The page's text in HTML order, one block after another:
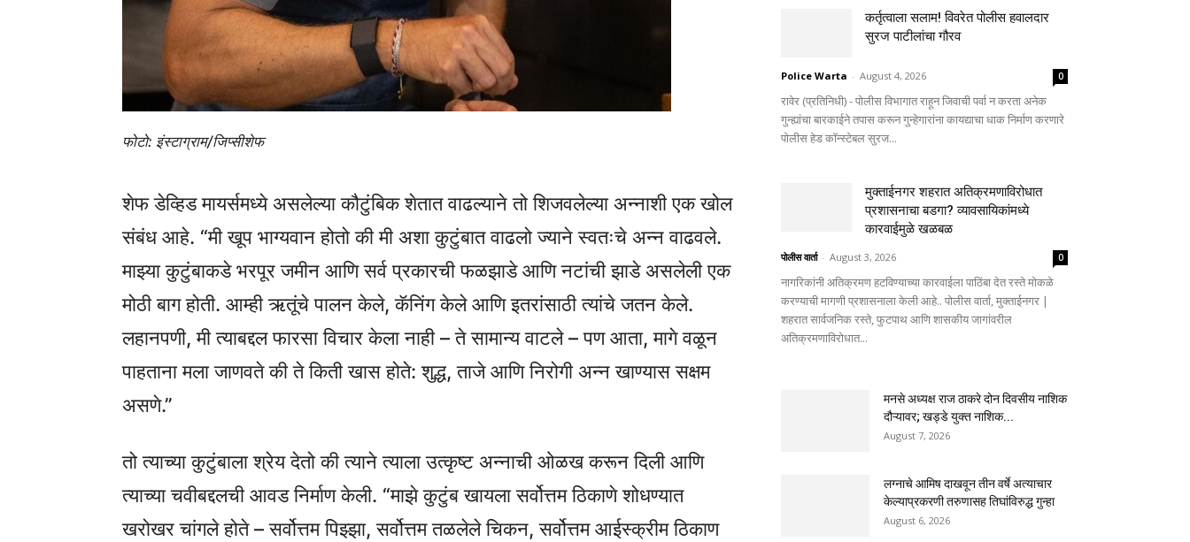
फोटो: इंस्टाग्राम/जिप्सीशेफ
शेफ डेव्हिड मायर्समध्ये असलेल्या कौटुंबिक शेतात वाढल्याने तो शिजवलेल्या अन्नाशी एक खोल
संबंध आहे. “मी खूप भाग्यवान होतो की मी अशा कुटुंबात वाढलो ज्याने स्वतःचे अन्न वाढवले.
माझ्या कुटुंबाकडे भरपूर जमीन आणि सर्व प्रकारची फळझाडे आणि नटांची झाडे असलेली एक
मोठी बाग होती. आम्ही ऋतूंचे पालन केले, कॅनिंग केले आणि इतरांसाठी त्यांचे जतन केले.
लहानपणी, मी त्याबद्दल फारसा विचार केला नाही – ते सामान्य वाटले – पण आता, मागे वळून
पाहताना मला जाणवते की ते किती खास होते: शुद्ध, ताजे आणि निरोगी अन्न खाण्यास सक्षम
असणे.”
तो त्याच्या कुटुंबाला श्रेय देतो की त्याने त्याला उत्कृष्ट अन्नाची ओळख करून दिली आणि
त्याच्या चवीबद्दलची आवड निर्माण केली. “माझे कुटुंब खायला सर्वोत्तम ठिकाणे शोधण्यात
खरोखर चांगले होते – सर्वोत्तम पिझ्झा, सर्वोत्तम तळलेले चिकन, सर्वोत्तम आईस्क्रीम ठिकाण
कर्तृत्वाला सलाम! विवरेत पोलीस हवालदार
सुरज पाटीलांचा गौरव
Police Warta - August 4, 2026 0
रावेर (प्रतिनिधी) - पोलीस विभागात राहून जिवाची पर्वा न करता अनेक
गुन्ह्यांचा बारकाईने तपास करून गुन्हेगारांना कायद्याचा धाक निर्माण करणारे
पोलीस हेड कॉन्स्टेबल सुरज...
मुक्ताईनगर शहरात अतिक्रमणाविरोधात
प्रशासनाचा बडगा? व्यावसायिकांमध्ये
कारवाईमुळे खळबळ
पोलीस वार्ता - August 3, 2026 0
नागरिकांनी अतिक्रमण हटविण्याच्या कारवाईला पाठिंबा देत रस्ते मोकळे
करण्याची मागणी प्रशासनाला केली आहे.. पोलीस वार्ता, मुक्ताईनगर |
शहरात सार्वजनिक रस्ते, फुटपाथ आणि शासकीय जागांवरील
अतिक्रमणाविरोधात...
मनसे अध्यक्ष राज ठाकरे दोन दिवसीय नाशिक
दौऱ्यावर; खड्डे युक्त नाशिक...
August 7, 2026
लग्नाचे आमिष दाखवून तीन वर्षे अत्याचार
केल्याप्रकरणी तरुणासह तिघांविरुद्ध गुन्हा
August 6, 2026